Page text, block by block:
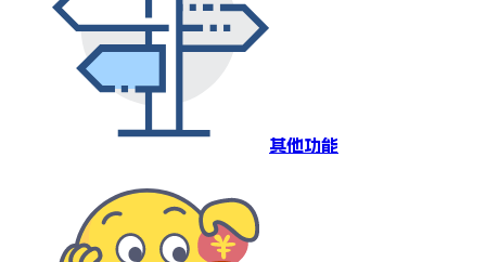
其他功能